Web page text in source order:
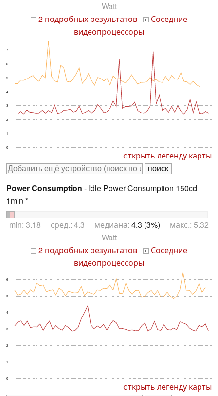
Watt
+ 2 подробных результатов + Соседние
видеопроцессоры
0
1
2
3
4
5
6
7
открыть легенду карты
Power Consumption - Idle Power Consumption 150cd
1min *
min: 3.18 сред.: 4.3 медиана: 4.3 (3%) макс.: 5.32
Watt
+ 2 подробных результатов + Соседние
видеопроцессоры
0
1
2
3
4
5
6
открыть легенду карты